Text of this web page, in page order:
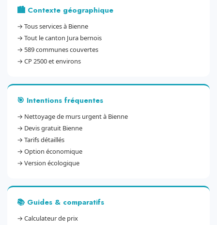
🏙️ Contexte géographique
→ Tous services à Bienne
→ Tout le canton Jura bernois
→ 589 communes couvertes
→ CP 2500 et environs
🎯 Intentions fréquentes
→ Nettoyage de murs urgent à Bienne
→ Devis gratuit Bienne
→ Tarifs détaillés
→ Option économique
→ Version écologique
📚 Guides & comparatifs
→ Calculateur de prix